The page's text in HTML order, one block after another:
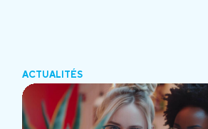
ACTUALITÉS